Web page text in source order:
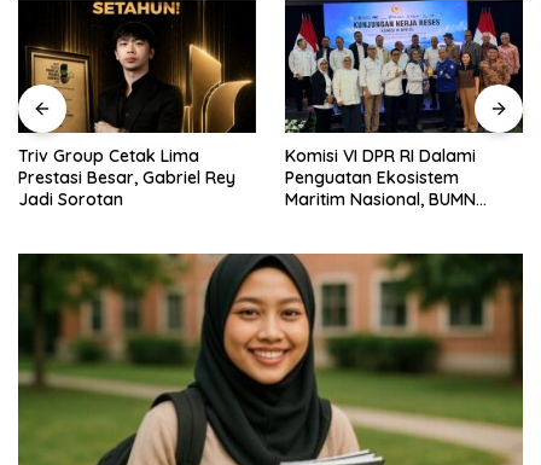
Triv Group Cetak Lima
Prestasi Besar, Gabriel Rey
Jadi Sorotan
Komisi VI DPR RI Dalami
Penguatan Ekosistem
Maritim Nasional, BUMN